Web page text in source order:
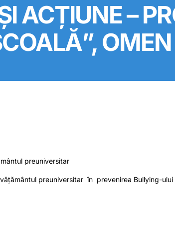
ACȚIUNE –
preuniversitar
preuniversitar în prevenirea Bullying-ului